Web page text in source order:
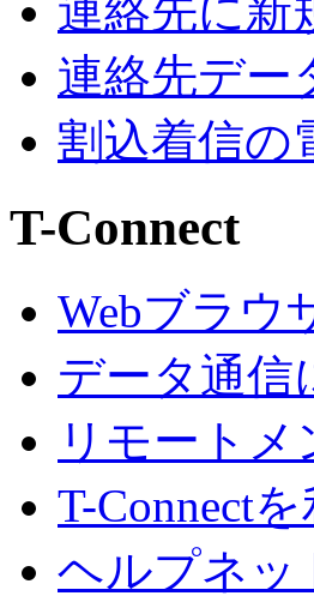
連絡先に新
連絡先デー
割込着信の
T-Connect
Webブラウ
データ通信
リモート
T-Connect
ヘルプネッ